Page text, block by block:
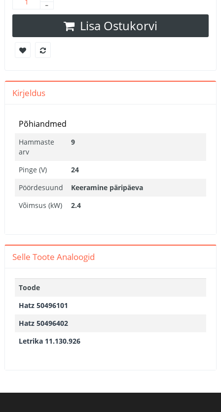
Lisa Ostukorvi
Kirjeldus
Põhiandmed
Hammaste
arv
9
Pinge (V)
24
Pöördesuund
Keeramine päripäeva
Võimsus (kW)
2.4
Selle Toote Analoogid
Toode
Hatz 50496101
Hatz 50496402
Letrika 11.130.926